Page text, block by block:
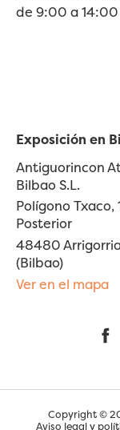
de 9:00 a 14:00
Exposición en
Antiguorincon
Bilbao S.L.
Polígono Txaco,
Posterior
48480
(Bilbao)
Ver en el mapa
Copyright ©
Aviso legal y